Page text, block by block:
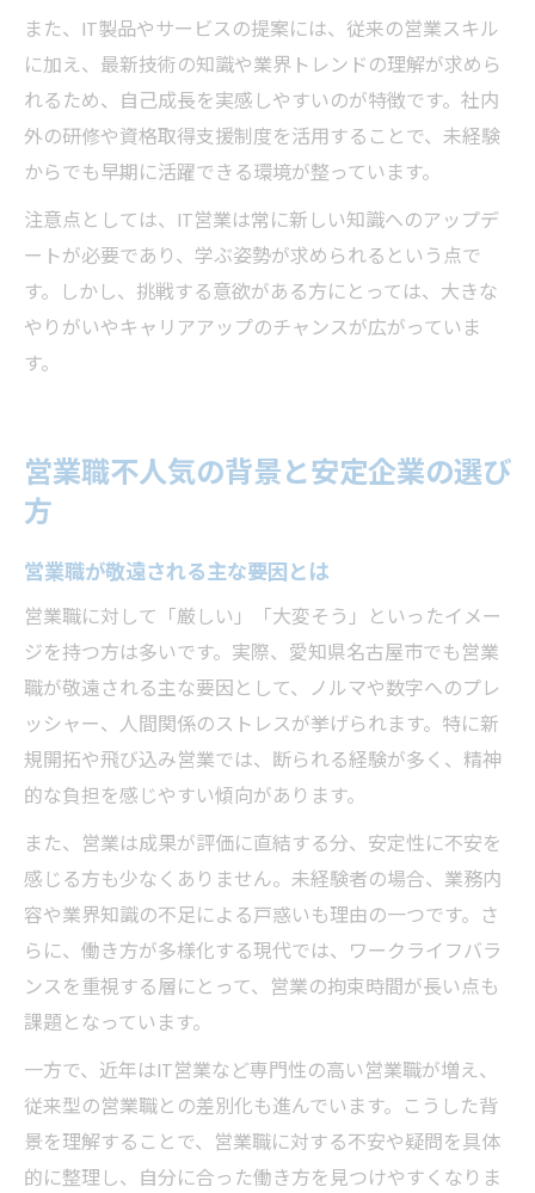
また、IT製品やサービスの提案には、従来の営業スキル
に加え、最新技術の知識や業界トレンドの理解が求めら
れるため、自己成長を実感しやすいのが特徴です。社内
外の研修や資格取得支援制度を活用することで、未経験
からでも早期に活躍できる環境が整っています。
注意点としては、IT営業は常に新しい知識へのアップデ
ートが必要であり、学ぶ姿勢が求められるという点で
す。しかし、挑戦する意欲がある方にとっては、大きな
やりがいやキャリアアップのチャンスが広がっていま
す。
営業職不人気の背景と安定企業の選び
方
営業職が敬遠される主な要因とは
営業職に対して「厳しい」「大変そう」といったイメー
ジを持つ方は多いです。実際、愛知県名古屋市でも営業
職が敬遠される主な要因として、ノルマや数字へのプレ
ッシャー、人間関係のストレスが挙げられます。特に新
規開拓や飛び込み営業では、断られる経験が多く、精神
的な負担を感じやすい傾向があります。
また、営業は成果が評価に直結する分、安定性に不安を
感じる方も少なくありません。未経験者の場合、業務内
容や業界知識の不足による戸惑いも理由の一つです。さ
らに、働き方が多様化する現代では、ワークライフバラ
ンスを重視する層にとって、営業の拘束時間が長い点も
課題となっています。
一方で、近年はIT営業など専門性の高い営業職が増え、
従来型の営業職との差別化も進んでいます。こうした背
景を理解することで、営業職に対する不安や疑問を具体
的に整理し、自分に合った働き方を見つけやすくなりま